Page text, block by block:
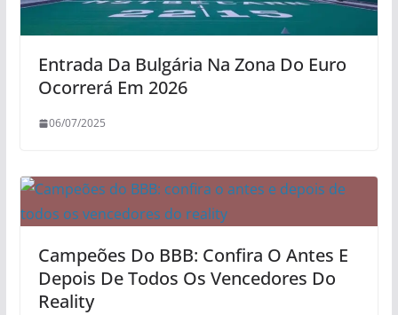
Entrada Da Bulgária Na Zona Do Euro
Ocorrerá Em 2026
06/07/2025
Campeões Do BBB: Confira O Antes E
Depois De Todos Os Vencedores Do
Reality